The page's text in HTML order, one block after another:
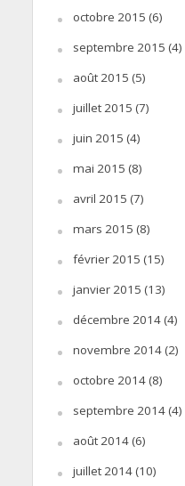
octobre 2015 (6)
septembre 2015 (4)
août 2015 (5)
juillet 2015 (7)
juin 2015 (4)
mai 2015 (8)
avril 2015 (7)
mars 2015 (8)
février 2015 (15)
janvier 2015 (13)
décembre 2014(4)
novembre 2014(2)
octobre 2014(8)
septembre 2014(4)
août 2014(6)
juillet 2014(10)